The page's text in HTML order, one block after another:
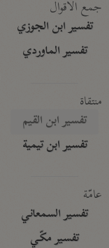
جمع الأقوال
تفسير ابن الجوزي
تفسير الماوردي
منتقاة
تفسير ابن القيم
تفسير ابن تيمية
عامّة
تفسير السمعاني
تفسير مكّي